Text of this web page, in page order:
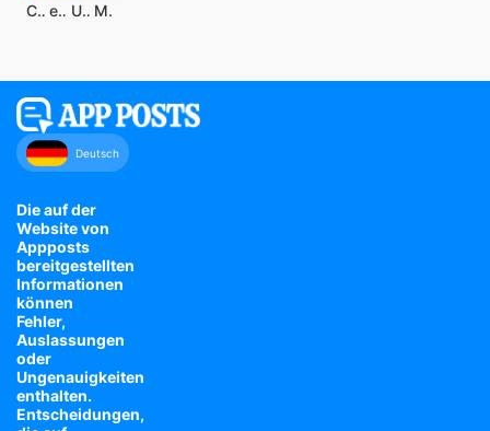
Carnival HUB eero-Heim-WLAN-System U.S. Bank Mobile Banking My Spectrum
Deutsch
Die auf der
Website von
Appposts
bereitgestellten
Informationen
können
Fehler,
Auslassungen
oder
Ungenauigkeiten
enthalten.
Entscheidungen,